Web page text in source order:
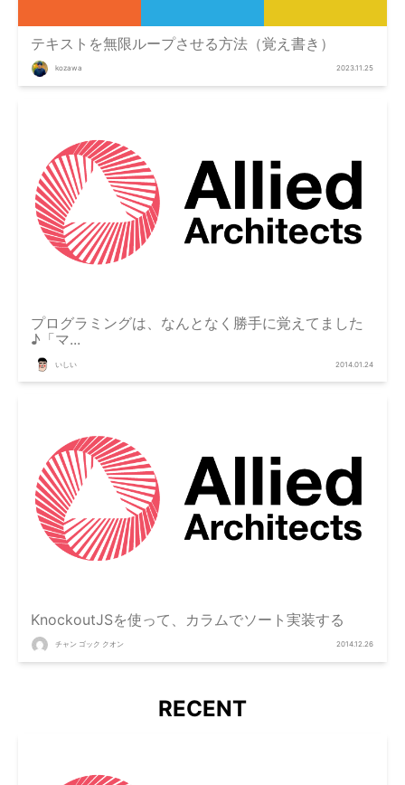
テキストを無限ループさせる方法（覚え書き）
kozawa 2023.11.25
プログラミングは、なんとなく勝手に覚えてました
♪「マ...
いしい 2014.01.24
KnockoutJSを使って、カラムでソート実装する
チャン ゴック クオン 2014.12.26
RECENT